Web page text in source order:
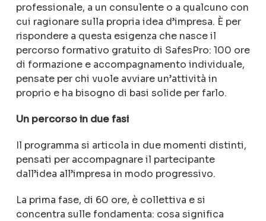
professionale, a un consulente o a qualcuno con
cui ragionare sulla propria idea d’impresa. È per
rispondere a questa esigenza che nasce il
percorso formativo gratuito di SafesPro: 100 ore
di formazione e accompagnamento individuale,
pensate per chi vuole avviare un’attività in
proprio e ha bisogno di basi solide per farlo.
Un percorso in due fasi
Il programma si articola in due momenti distinti,
pensati per accompagnare il partecipante
dall’idea all’impresa in modo progressivo.
La prima fase, di 60 ore, è collettiva e si
concentra sulle fondamenta: cosa significa